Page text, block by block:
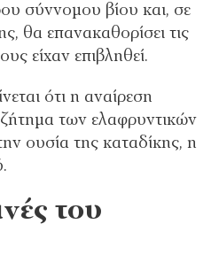
σύννομου βίου και, σε
θα επανακαθορίσει τις
είχαν επιβληθεί.
ότι η αναίρεση
των ελαφρυντικών
ουσία της καταδίκης, η
του